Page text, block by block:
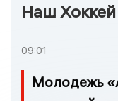
Наш Хоккей
09:01
Молодежь